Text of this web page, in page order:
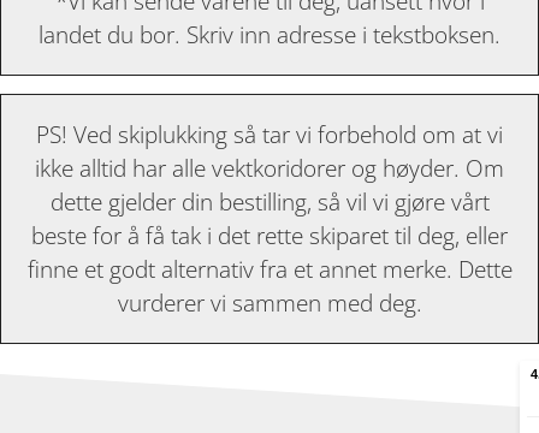
landet du bor. Skriv inn adresse i tekstboksen.
PS! Ved skiplukking så tar vi forbehold om at vi
ikke alltid har alle vektkoridorer og høyder. Om
dette gjelder din bestilling, så vil vi gjøre vårt
beste for å få tak i det rette skiparet til deg, eller
finne et godt alternativ fra et annet merke. Dette
vurderer vi sammen med deg.